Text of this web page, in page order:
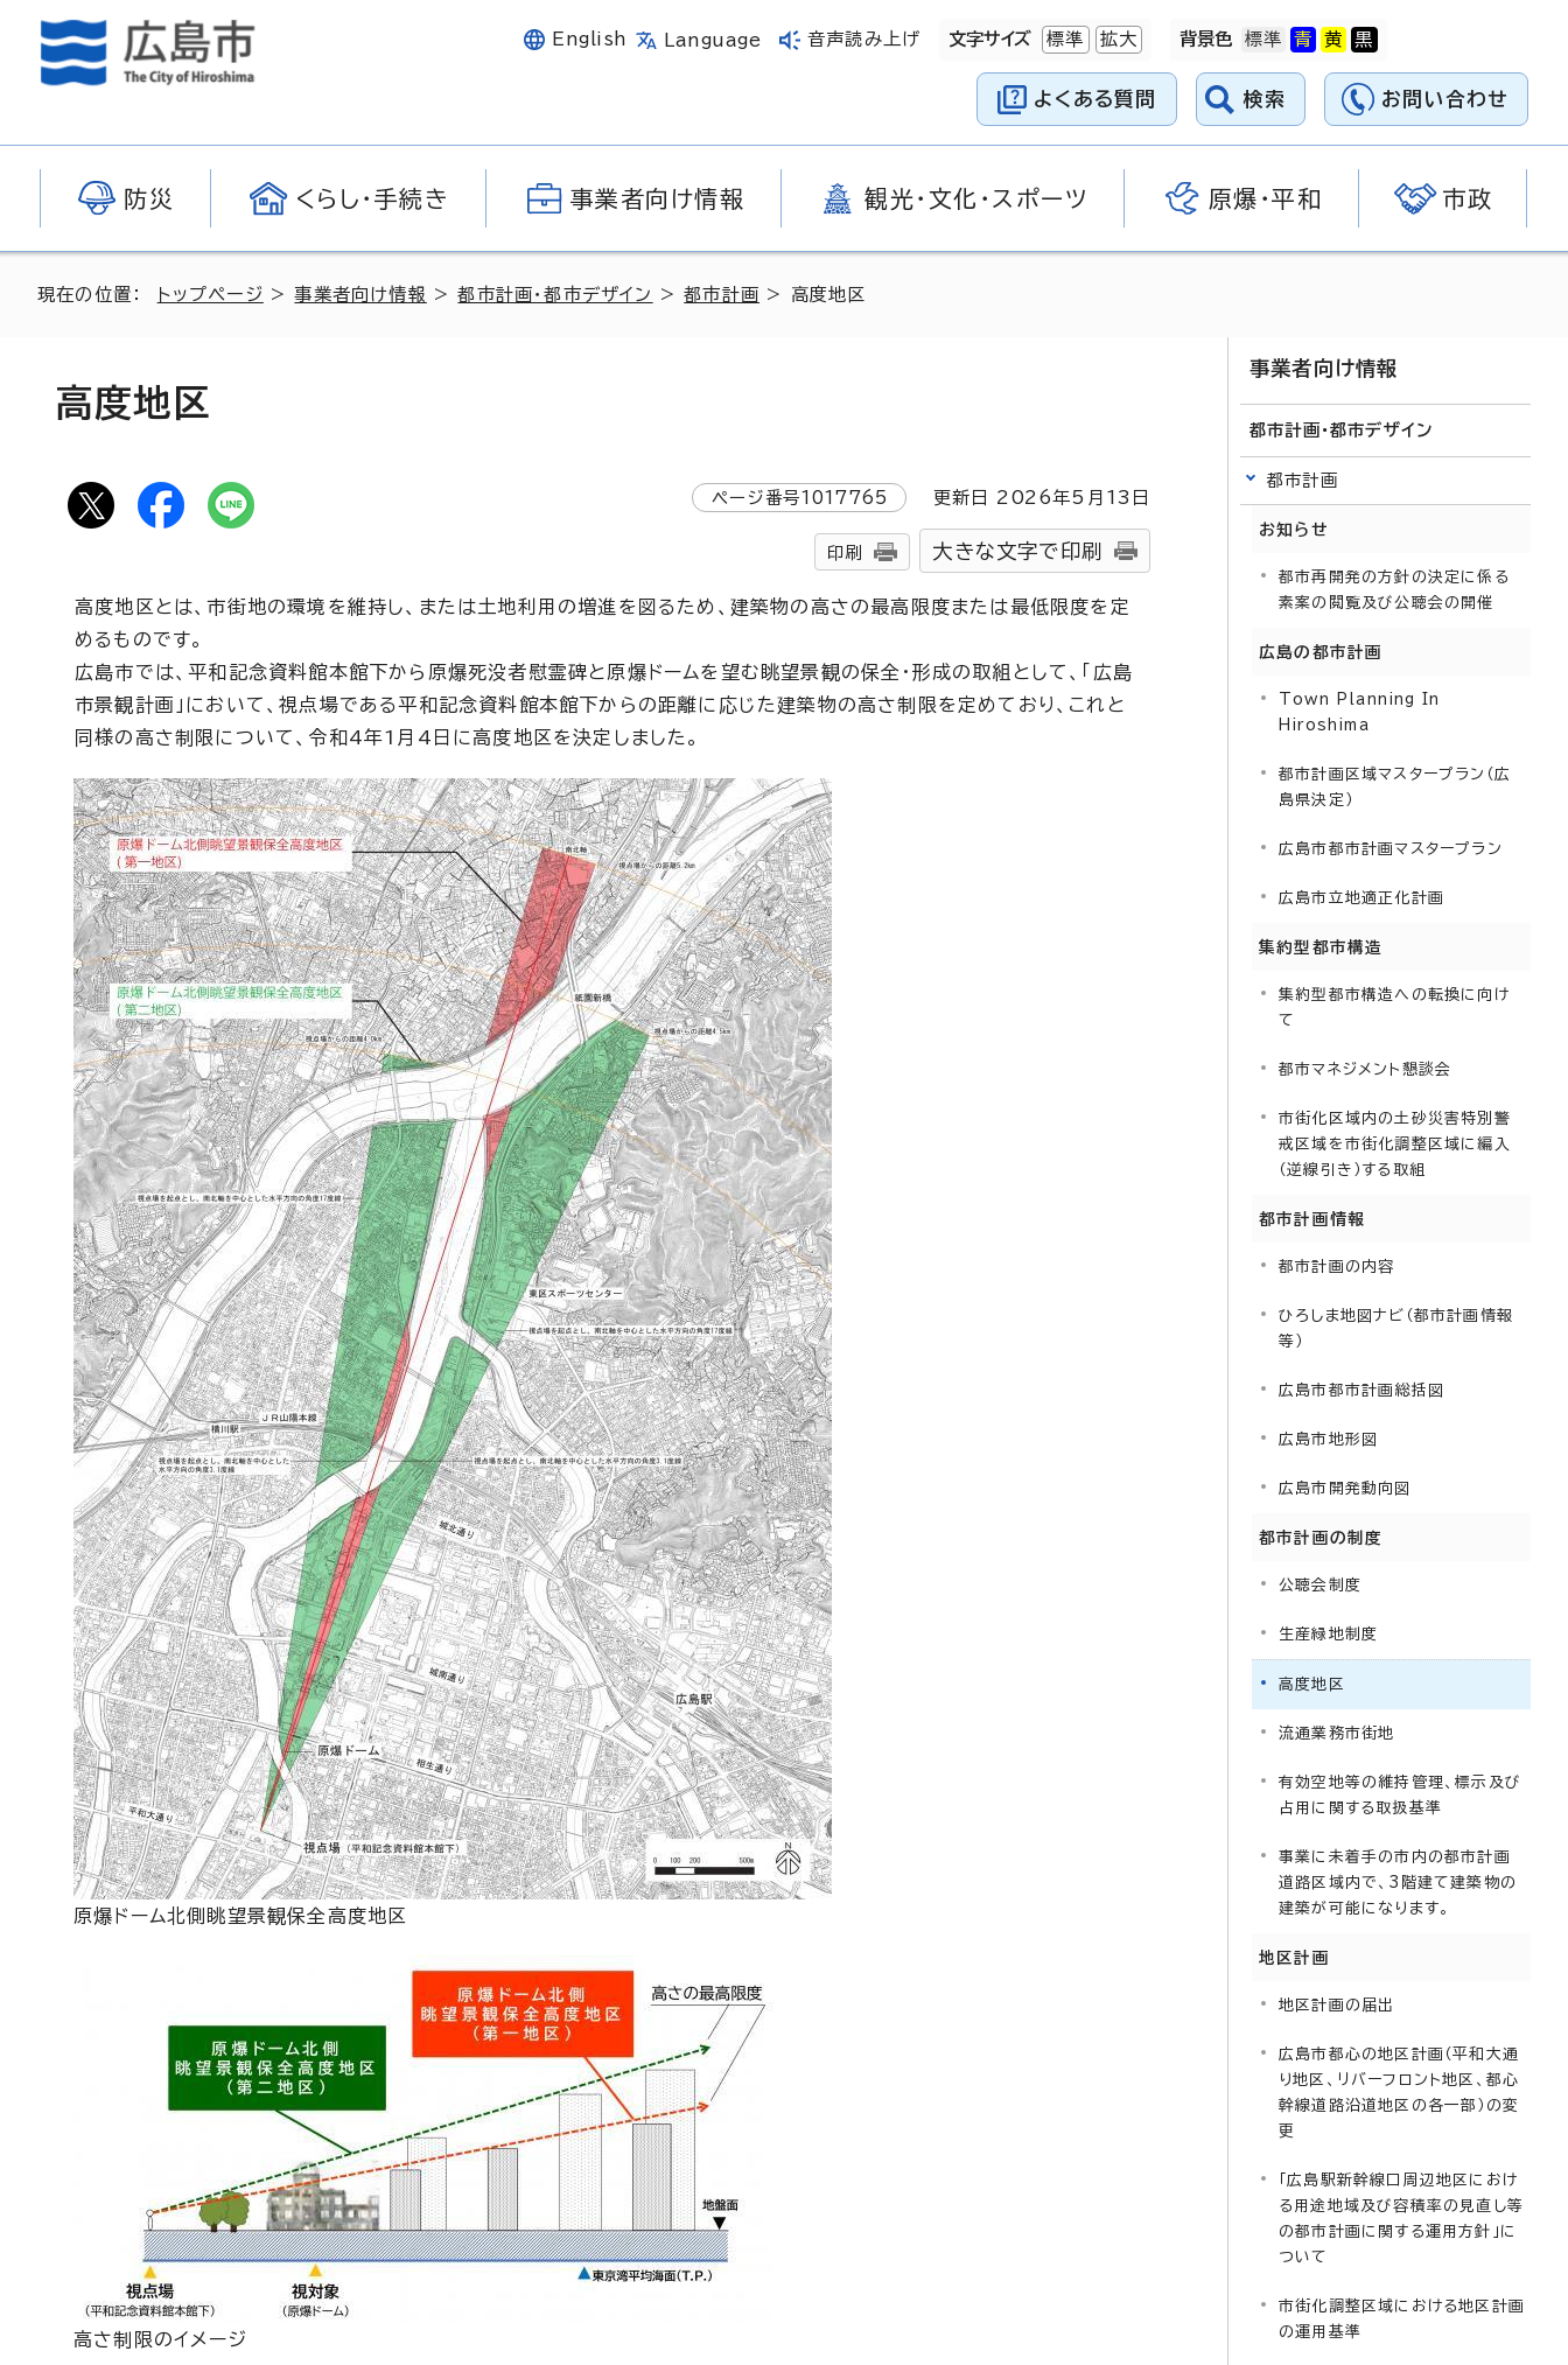
English Language 音声読み上げ 文字サイズ 標準 拡大 背景色
よくある質問 検索 お問い合わせ
防災 くらし・手続き 事業者向け情報 観光・文化・スポーツ 原爆・平和 市政
現在の位置： トップページ >事業者向け情報 >都市計画・都市デザイン >都市計画 > 高度地区
高度地区
ページ番号1017765 更新日 2026年5月 13 日
印刷 大きな文字で印刷
高度地区とは、市街地の環境を維持し、または土地利用の増進を図るため、建築物の高さの最高限度または最低限度を定
めるものです。
広島市では、平和記念資料館本館下から原爆死没者慰霊碑と原爆ドームを望む眺望景観の保全・形成の取組として、「広島
市景観計画」において、視点場である平和記念資料館本館下からの距離に応じた建築物の高さ制限を定めており、これと
同様の高さ制限について、令和4年1月4日に高度地区を決定しました。
原爆ドーム北側眺望景観保全高度地区
高さ制限のイメージ
事業者向け情報
都市計画・都市デザイン
都市計画
お知らせ
都市再開発の方針の決定に係る
素案の閲覧及び公聴会の開催
広島の都市計画
Town Planning In
Hiroshima
都市計画区域マスタープラン（広
島県決定）
広島市都市計画マスタープラン
広島市立地適正化計画
集約型都市構造
集約型都市構造への転換に向け
て
都市マネジメント懇談会
市街化区域内の土砂災害特別警
戒区域を市街化調整区域に編入
（逆線引き）する取組
都市計画情報
都市計画の内容
ひろしま地図ナビ（都市計画情報
等）
広島市都市計画総括図
広島市地形図
広島市開発動向図
都市計画の制度
公聴会制度
生産緑地制度
高度地区
流通業務市街地
有効空地等の維持管理、標示及び
占用に関する取扱基準
事業に未着手の市内の都市計画
道路区域内で、3階建て建築物の
建築が可能になります。
地区計画
地区計画の届出
広島市都心の地区計画（平和大通
り地区、リバーフロント地区、都心
幹線道路沿道地区の各一部）の変
更
「広島駅新幹線口周辺地区におけ
る用途地域及び容積率の見直し等
の都市計画に関する運用方針」に
ついて
市街化調整区域における地区計画
の運用基準